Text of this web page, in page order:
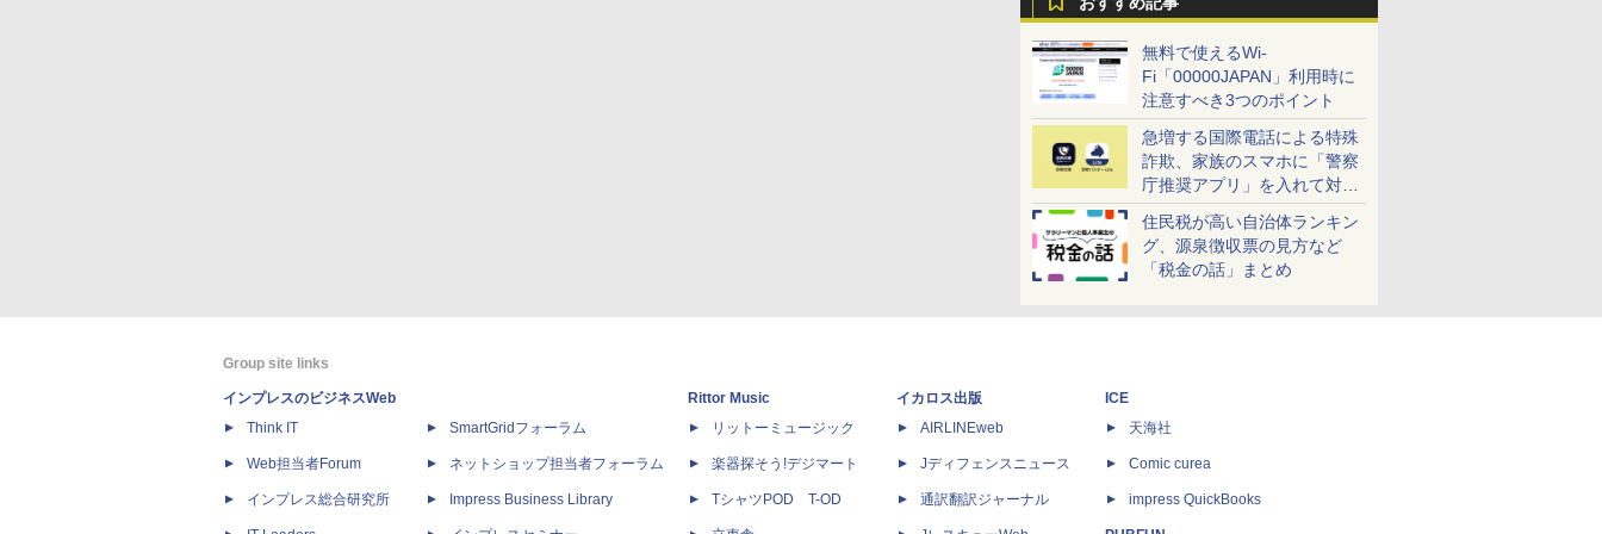
無料で使えるWi-
Fi「00000JAPAN」利用時に
注意すべき3つのポイント
急増する国際電話による特殊
詐欺、家族のスマホに「警察
庁推奨アプリ」を入れて対策
しよう！
住民税が高い自治体ランキン
グ、源泉徴収票の見方など
「税金の話」まとめ
Group site links
インプレスのビジネスWeb
Think IT
Web担当者Forum
インプレス総合研究所
SmartGridフォーラム
ネットショップ担当者フォーラム
Impress Business Library
Rittor Music
リットーミュージック
楽器探そう!デジマート
TシャツPOD T-OD
イカロス出版
AIRLINEweb
Jディフェンスニュース
通訳翻訳ジャーナル
ICE
天海社
Comic curea
impress QuickBooks